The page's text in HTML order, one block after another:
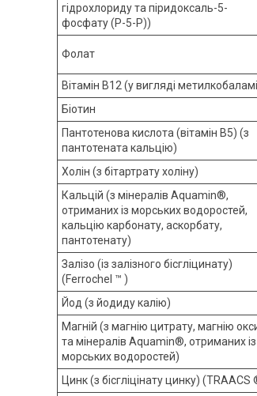
гідрохлориду та піридоксаль-5-
фосфату (P-5-P))
Фолат
Вітамін B12 (у вигляді
Біотин
Пантотенова кислота (вітамін В5) (з
пантотената кальцію)
Холін (з бітартрату холіну)
Кальцій (з мінералів Aquamin®,
отриманих із морських водоростей,
кальцію карбонату, аскорбату,
пантотенату)
Залізо (із залізного бісгліцинату)
(Ferrochel ™ )
Йод (з йодиду калію)
Магній (з магнію цитрату, магнію
та мінералів Aquamin®, отриманих із
морських водоростей)
Цинк (з бісгліцінату цинку) (TRAACS